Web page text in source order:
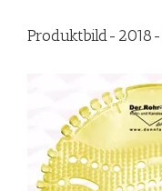
Produktbild-